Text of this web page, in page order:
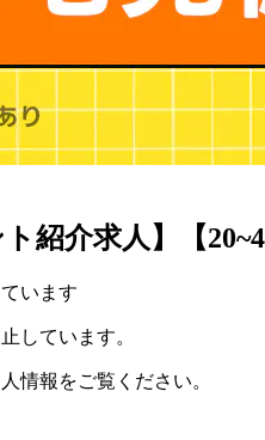
ト紹介求人】【
います
しています。
情報をご覧ください。